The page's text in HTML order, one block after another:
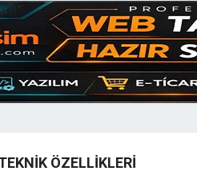
ÖZELLIKLERI